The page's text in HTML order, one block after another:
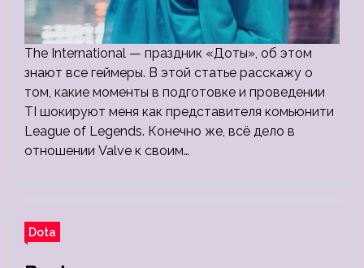
The International — праздник «Доты», об этом
знают все геймеры. В этой статье расскажу о
том, какие моменты в подготовке и проведении
TI шокируют меня как представителя комьюнити
League of Legends. Конечно же, всё дело в
отношении Valve к своим…
Dota